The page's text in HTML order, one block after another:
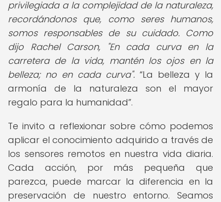
privilegiada a la complejidad de la naturaleza,
recordándonos que, como seres humanos,
somos responsables de su cuidado. Como
dijo Rachel Carson, "En cada curva en la
carretera de la vida, mantén los ojos en la
belleza; no en cada curva".
La belleza y la
armonía de la naturaleza son el mayor
regalo para la humanidad .
Te invito a reflexionar sobre cómo podemos
aplicar el conocimiento adquirido a través de
los sensores remotos en nuestra vida diaria.
Cada acción, por más pequeña que
parezca, puede marcar la diferencia en la
preservación de nuestro entorno. Seamos